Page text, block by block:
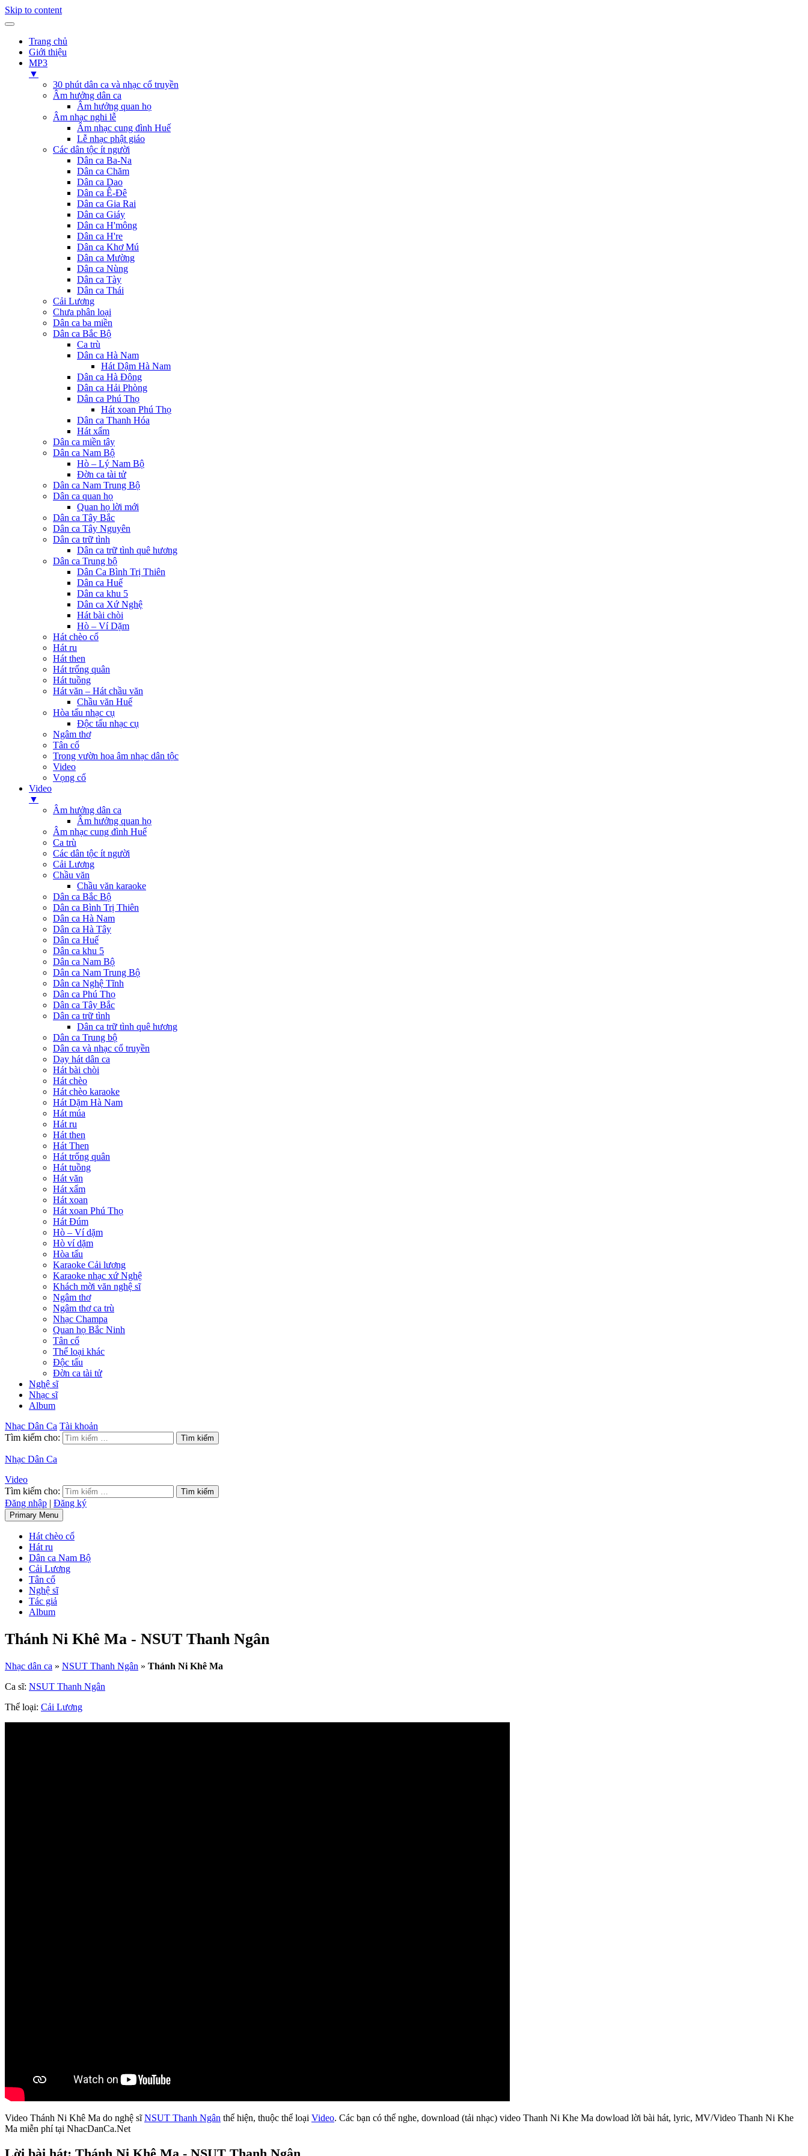
Skip to content
Trang chủ
Giới thiệu
MP3
▼
30 phút dân ca và nhạc cổ truyền
Âm hưởng dân ca
Âm hưởng quan họ
Âm nhạc nghi lễ
Âm nhạc cung đình Huế
Lễ nhạc phật giáo
Các dân tộc ít người
Dân ca Ba-Na
Dân ca Chăm
Dân ca Dao
Dân ca Ê-Đê
Dân ca Gia Rai
Dân ca Giáy
Dân ca H'mông
Dân ca H're
Dân ca Khơ Mú
Dân ca Mường
Dân ca Nùng
Dân ca Tày
Dân ca Thái
Cải Lương
Chưa phân loại
Dân ca ba miền
Dân ca Bắc Bộ
Ca trù
Dân ca Hà Nam
Hát Dậm Hà Nam
Dân ca Hà Đông
Dân ca Hải Phòng
Dân ca Phú Thọ
Hát xoan Phú Thọ
Dân ca Thanh Hóa
Hát xẩm
Dân ca miền tây
Dân ca Nam Bộ
Hò – Lý Nam Bộ
Đờn ca tài tử
Dân ca Nam Trung Bộ
Dân ca quan họ
Quan họ lời mới
Dân ca Tây Bắc
Dân ca Tây Nguyên
Dân ca trữ tình
Dân ca trữ tình quê hương
Dân ca Trung bộ
Dân Ca Bình Trị Thiên
Dân ca Huế
Dân ca khu 5
Dân ca Xứ Nghệ
Hát bài chòi
Hò – Ví Dặm
Hát chèo cổ
Hát ru
Hát then
Hát trống quân
Hát tuồng
Hát văn – Hát chầu văn
Chầu văn Huế
Hòa tấu nhạc cụ
Độc tấu nhạc cụ
Ngâm thơ
Tân cổ
Trong vườn hoa âm nhạc dân tộc
Video
Vọng cổ
Video
▼
Âm hưởng dân ca
Âm hưởng quan họ
Âm nhạc cung đình Huế
Ca trù
Các dân tộc ít người
Cải Lương
Chầu văn
Chầu văn karaoke
Dân ca Bắc Bộ
Dân ca Bình Trị Thiên
Dân ca Hà Nam
Dân ca Hà Tây
Dân ca Huế
Dân ca khu 5
Dân ca Nam Bộ
Dân ca Nam Trung Bộ
Dân ca Nghệ Tĩnh
Dân ca Phú Thọ
Dân ca Tây Bắc
Dân ca trữ tình
Dân ca trữ tình quê hương
Dân ca Trung bộ
Dân ca và nhạc cổ truyền
Dạy hát dân ca
Hát bài chòi
Hát chèo
Hát chèo karaoke
Hát Dặm Hà Nam
Hát múa
Hát ru
Hát then
Hát Then
Hát trống quân
Hát tuồng
Hát văn
Hát xẩm
Hát xoan
Hát xoan Phú Thọ
Hát Đúm
Hò – Ví dặm
Hò ví dặm
Hòa tấu
Karaoke Cải lương
Karaoke nhạc xứ Nghệ
Khách mời văn nghệ sĩ
Ngâm thơ
Ngâm thơ ca trù
Nhạc Champa
Quan họ Bắc Ninh
Tân cổ
Thể loại khác
Độc tấu
Đờn ca tài tử
Nghệ sĩ
Nhạc sĩ
Album
Nhạc Dân Ca Tài khoản
Tìm kiếm cho:
Nhạc Dân Ca
Video
Tìm kiếm cho:
Đăng nhập | Đăng ký
Primary Menu
Hát chèo cổ
Hát ru
Dân ca Nam Bộ
Cải Lương
Tân cổ
Nghệ sĩ
Tác giả
Album
Thánh Ni Khê Ma - NSUT Thanh Ngân
Nhạc dân ca » NSUT Thanh Ngân » Thánh Ni Khê Ma
Ca sĩ: NSUT Thanh Ngân
Thể loại: Cải Lương
Video Thánh Ni Khê Ma do nghệ sĩNSUT Thanh Ngân thể hiện, thuộc thể loại Video. Các bạn có thể nghe, download (tải nhạc) video Thanh Ni Khe Ma dowload lời bài hát, lyric, MV/Video Thanh Ni Khe
Ma miễn phí tại NhacDanCa.Net